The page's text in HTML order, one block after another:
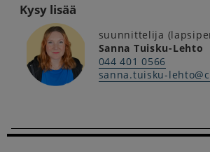
Kysy lisää
suunnittelija
Sanna Tuisku-Lehto
044 401 0566
sanna.tuisku-